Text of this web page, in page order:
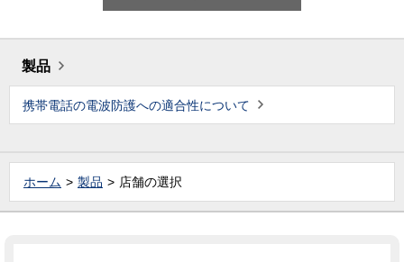
製品
携帯電話の電波防護への適合性について
ホーム 製品 店舗の選択